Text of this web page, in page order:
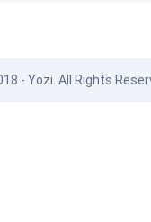
- Yozi. All Rights